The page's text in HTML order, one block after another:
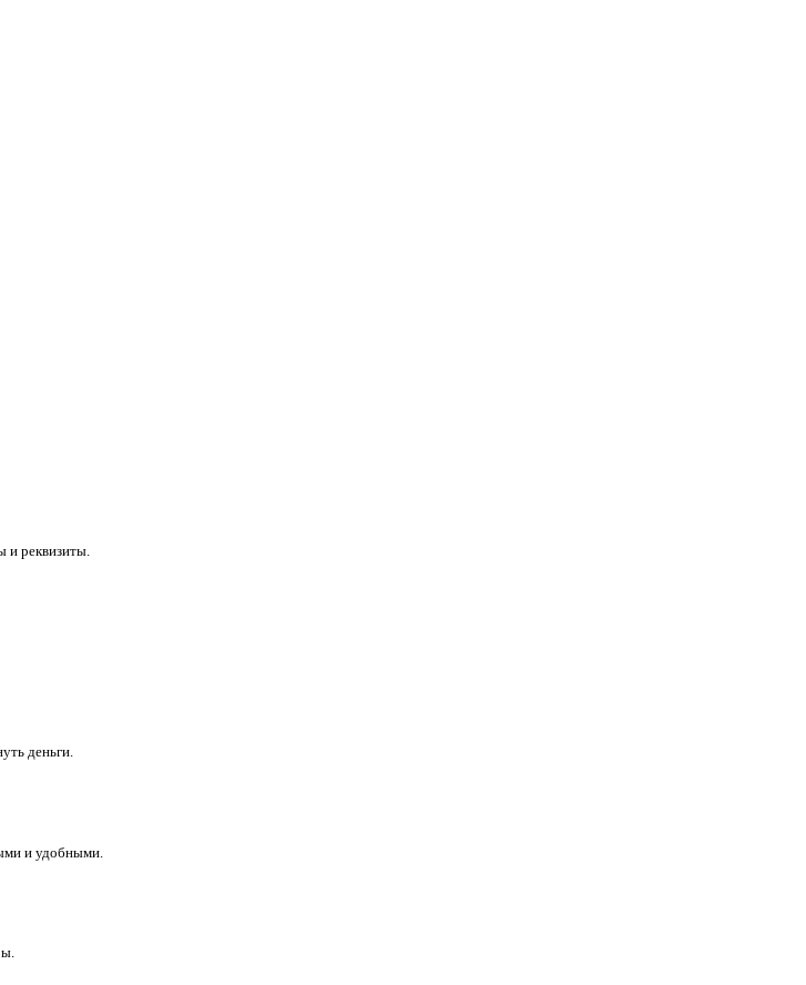
и реквизиты.
деньги.
и удобными.